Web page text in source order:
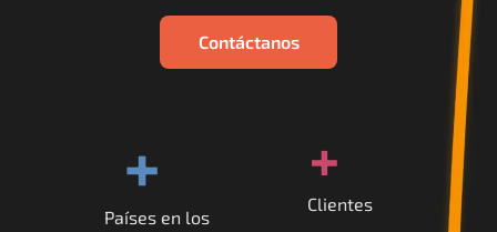
Contáctanos
+
Países en los
+
Clientes